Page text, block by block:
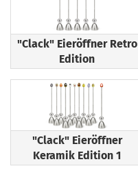
"Clack" Eieröffner Retro
Edition
"Clack" Eieröffner
Keramik Edition 1